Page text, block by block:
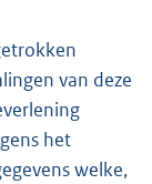
van deze
het
welke,